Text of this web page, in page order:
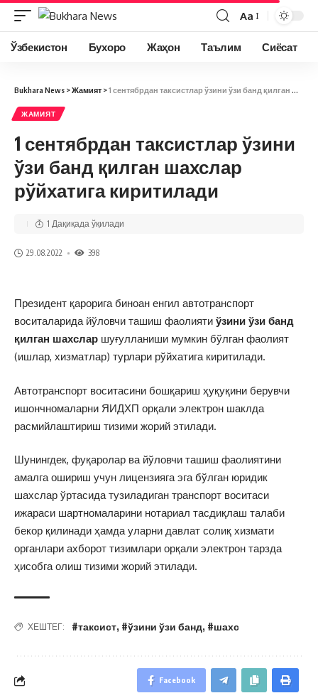
Aa
Ўзбекистон Бухоро Жаҳон Таълим Сиёсат
Bukhara News >Жамият >1 сентябрдан таксистлар ўзини ўзи банд қилган шахслар рўйхатига киритилади
ЖАМИЯТ
1 сентябрдан таксистлар ўзини
ўзи банд қилган шахслар
рўйхатига киритилади
29.08.2022 398
1 Дақиқада ўқилади
Президент қарорига биноан енгил автотранспорт
воситаларида йўловчи ташиш фаолияти ўзини ўзи банд
қилган шахслар шуғулланиши мумкин бўлган фаолият
(ишлар, хизматлар) турлари рўйхатига киритилади.
Автотранспорт воситасини бошқариш ҳуқуқини берувчи
ишончномаларни ЯИДХП орқали электрон шаклда
расмийлаштириш тизими жорий этилади.
Шунингдек, фуқаролар ва йўловчи ташиш фаолиятини
амалга ошириш учун лицензияга эга бўлган юридик
шахслар ўртасида тузиладиган транспорт воситаси
ижараси шартномаларини нотариал тасдиқлаш талаби
бекор қилинади ҳамда уларни давлат солиқ хизмати
органлари ахборот тизимлари орқали электрон тарзда
ҳисобга олиш тизими жорий этилади.
ХЕШТЕГ: #таксист, #ўзини ўзи банд, #шахс
Facebook